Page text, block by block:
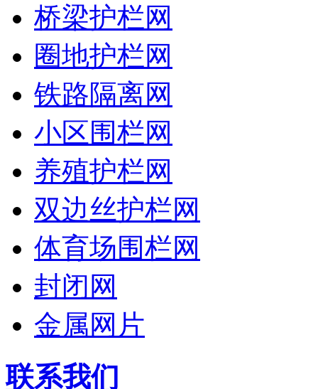
桥梁护栏网
圈地护栏网
铁路隔离网
小区围栏网
养殖护栏网
双边丝护栏网
体育场围栏网
封闭网
金属网片
联系我们